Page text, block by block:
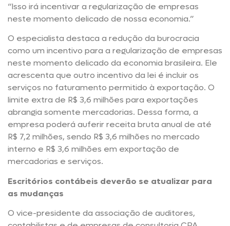
“Isso irá incentivar a regularização de empresas
neste momento delicado de nossa economia.”
O especialista destaca a redução da burocracia
como um incentivo para a regularização de empresas
neste momento delicado da economia brasileira. Ele
acrescenta que outro incentivo da lei é incluir os
serviços no faturamento permitido à exportação. O
limite extra de R$ 3,6 milhões para exportações
abrangia somente mercadorias. Dessa forma, a
empresa poderá auferir receita bruta anual de até
R$ 7,2 milhões, sendo R$ 3,6 milhões no mercado
interno e R$ 3,6 milhões em exportação de
mercadorias e serviços.
Escritórios contábeis deverão se atualizar para
as mudanças
O vice-presidente da associação de auditores,